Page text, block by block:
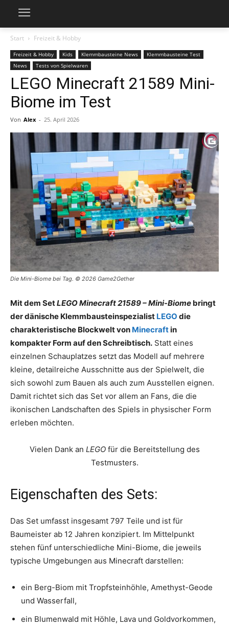
Start Freizeit & Hobby
Freizeit & Hobby Kids Klemmbausteine News
Klemmbausteine Test
News
Tests von Spielwaren
LEGO Minecraft 21589 Mini-
Biome im Test
Von Alex - 25. April 2026
Die Mini-Biome bei Tag. © 2026 Game2Gether
Mit dem SetLEGO Minecraft 21589 – Mini-Biome bringt
der dänische Klemmbausteinspezialist LEGO die
charakteristische Blockwelt von Minecraftin
kompakter Form auf den Schreibtisch. Statt eines
einzelnen Schauplatzes setzt das Modell auf mehrere
kleine, detailreiche Ausschnitte aus der Spielwelt, die
sich sowohl zum Bauen als auch zum Ausstellen eignen.
Damit richtet sich das Set vor allem an Fans, die die
ikonischen Landschaften des Spiels in physischer Form
erleben möchten.
Vielen Dank an LEGOfür die Bereitstellung des
Testmusters.
Eigenschaften des Sets:
Das Set umfasst insgesamt 797 Teile und ist für
Baumeister ab 12 Jahren konzipiert. Im Mittelpunkt
stehen fünf unterschiedliche Mini-Biome, die jeweils
typische Umgebungen aus Minecraft darstellen:
ein Berg-Biom mit Tropfsteinhöhle, Amethyst-Geode
und Wasserfall,
ein Blumenwald mit Höhle, Lava und Goldvorkommen,